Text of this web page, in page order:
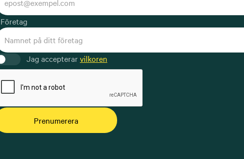
Företag
Jag accepterarvilkoren
Prenumerera